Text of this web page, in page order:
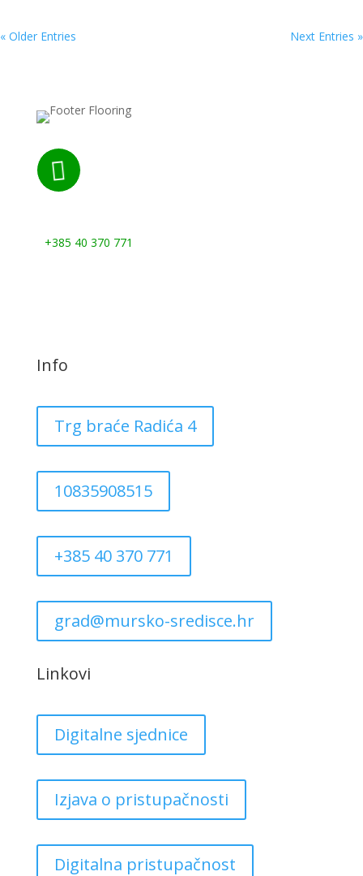
« Older Entries Next Entries »

+385 40 370 771
Info
Trg braće Radića 4
10835908515
+385 40 370 771
grad@mursko-sredisce.hr
Linkovi
Digitalne sjednice
Izjava o pristupačnosti
Digitalna pristupačnost